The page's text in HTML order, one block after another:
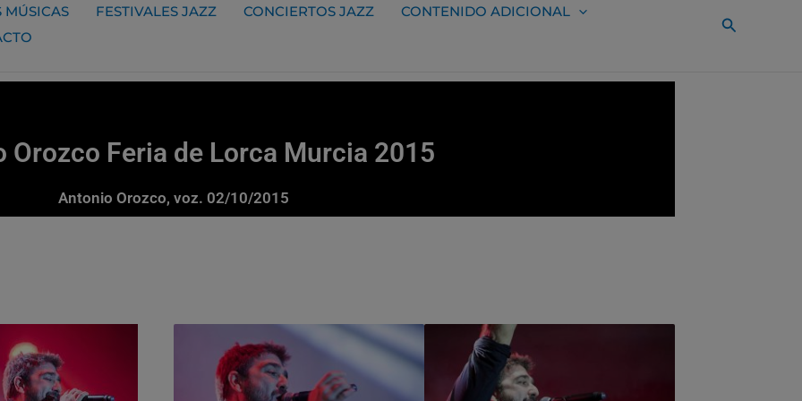
MÚSICAS FESTIVALES JAZZ CONCIERTOS JAZZ
CONTENIDO ADICIONAL
Buscar
Orozco Feria de Lorca Murcia 2015
Antonio Orozco, voz. 02/10/2015